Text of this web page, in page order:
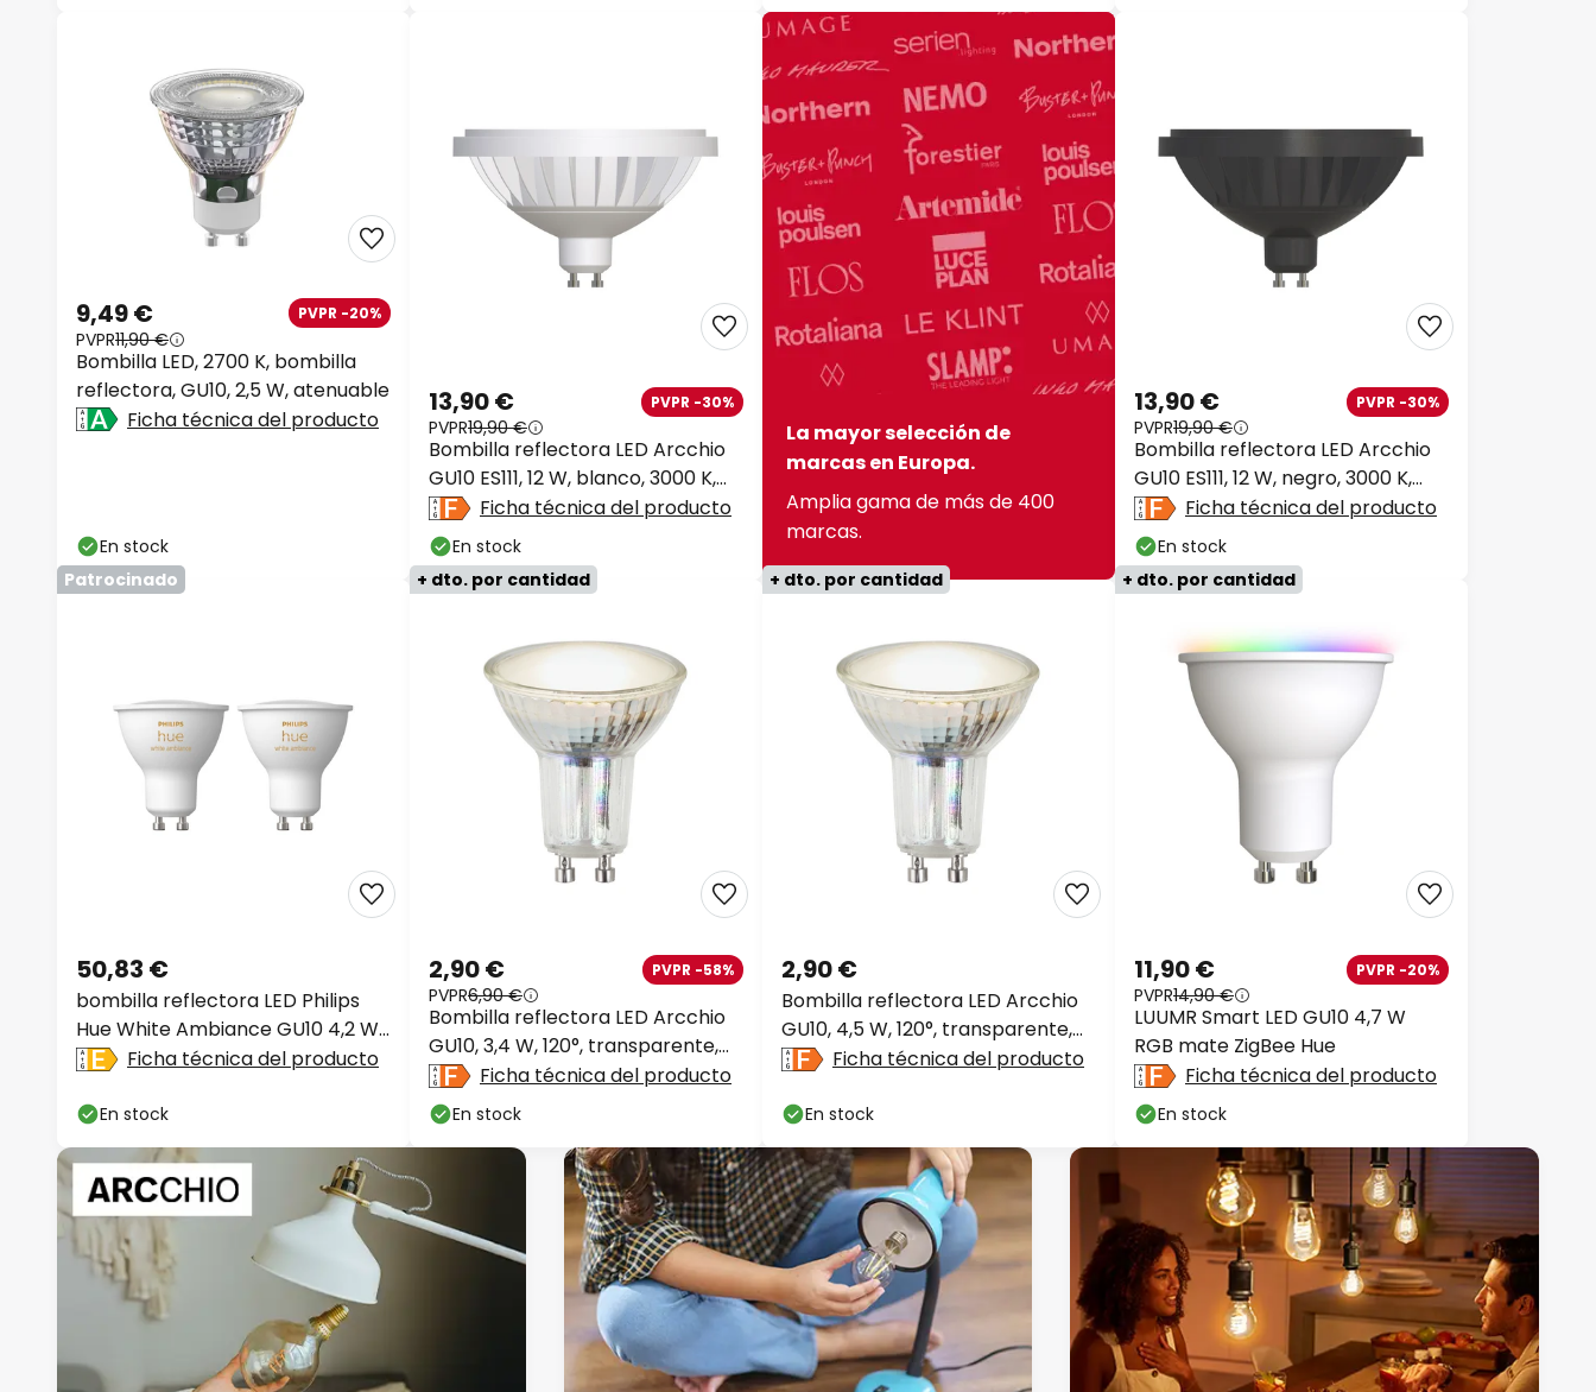
Bombilla LED, 2700 K, bombilla
reflectora, GU10, 2,5 W, atenuable
9,49 € PVPR -20%
PVPR11,90 €
Ficha técnica del producto
En stock
Bombilla reflectora LED Arcchio
GU10 ES111, 12 W, blanco, 3000 K,
atenuable
13,90 € PVPR -30%
PVPR19,90 €
Ficha técnica del producto
En stock
La mayor selección de
marcas en Europa.
Amplia gama de más de 400
marcas.
Bombilla reflectora LED Arcchio
GU10 ES111, 12 W, negro, 3000 K,
atenuable
13,90 € PVPR -30%
PVPR19,90 €
Ficha técnica del producto
En stock
Patrocinado
bombilla reflectora LED Philips
Hue White Ambiance GU10 4,2 W,
juego de 2
50,83 €
Ficha técnica del producto
En stock
+ dto. por cantidad
Bombilla reflectora LED Arcchio
GU10, 3,4 W, 120°, transparente,
3000 K
2,90 € PVPR -58%
PVPR6,90 €
Ficha técnica del producto
En stock
+ dto. por cantidad
Bombilla reflectora LED Arcchio
GU10, 4,5 W, 120°, transparente,
3000 K
2,90 €
Ficha técnica del producto
En stock
+ dto. por cantidad
LUUMR Smart LED GU10 4,7 W
RGB mate ZigBee Hue
11,90 € PVPR -20%
PVPR14,90 €
Ficha técnica del producto
En stock